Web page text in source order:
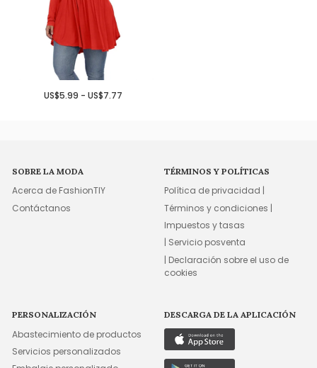
US$5.99 - US$7.77
SOBRE LA MODA
Acerca de FashionTIY
Contáctanos
TÉRMINOS Y POLÍTICAS
Política de privacidad |
Términos y condiciones |
Impuestos y tasas
| Servicio posventa
| Declaración sobre el uso de
cookies
PERSONALIZACIÓN
Abastecimiento de productos
Servicios personalizados
DESCARGA DE LA APLICACIÓN